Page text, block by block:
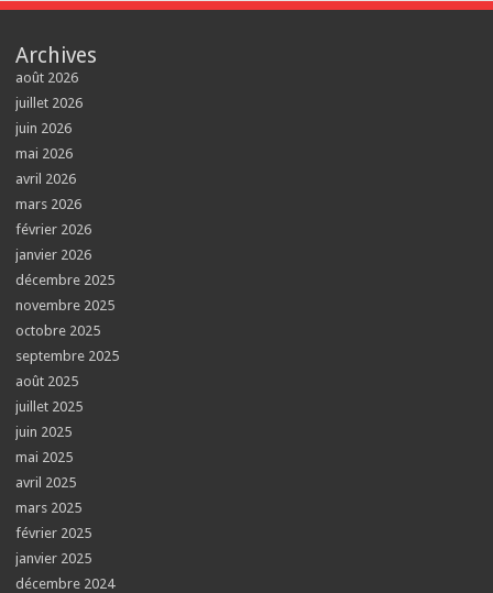
Archives
août 2026
juillet 2026
juin 2026
mai 2026
avril 2026
mars 2026
février 2026
janvier 2026
décembre 2025
novembre 2025
octobre 2025
septembre 2025
août 2025
juillet 2025
juin 2025
mai 2025
avril 2025
mars 2025
février 2025
janvier 2025
décembre 2024